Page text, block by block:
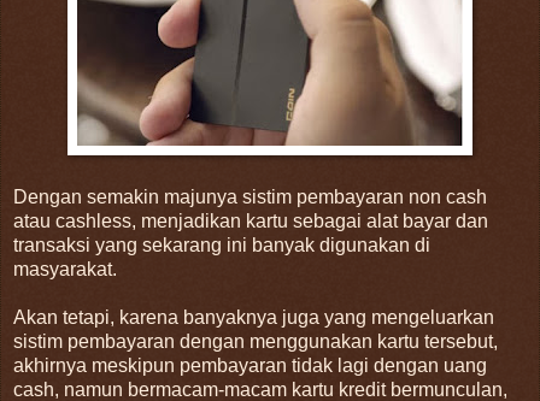
Dengan semakin majunya sistim pembayaran non cash
atau cashless, menjadikan kartu sebagai alat bayar dan
transaksi yang sekarang ini banyak digunakan di
masyarakat.
Akan tetapi, karena banyaknya juga yang mengeluarkan
sistim pembayaran dengan menggunakan kartu tersebut,
akhirnya meskipun pembayaran tidak lagi dengan uang
cash, namun bermacam-macam kartu kredit bermunculan,